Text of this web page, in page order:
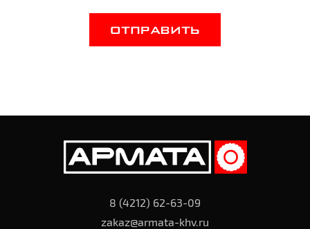
ОТПРАВИТЬ
8 (4212) 62-63-09
zakaz@armata-khv.ru